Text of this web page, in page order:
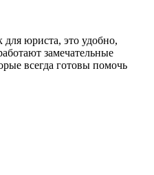
юриста, это удобно,
замечательные
всегда готовы помочь